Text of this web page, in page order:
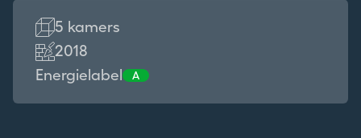
5 kamers
2018
Energielabel
A